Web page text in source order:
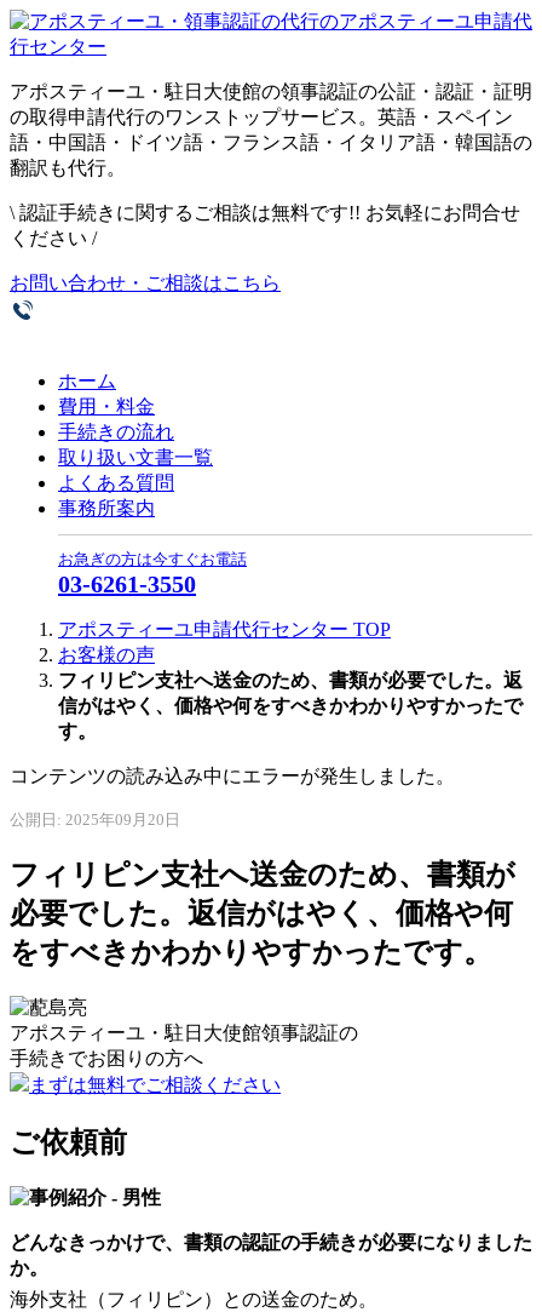
アポスティーユ・駐日大使館の領事認証の公証・認証・証明
の取得申請代行のワンストップサービス。英語・スペイン
語・中国語・ドイツ語・フランス語・イタリア語・韓国語の
翻訳も代行。
\ 認証手続きに関するご相談は無料です!! お気軽にお問合せ
ください /
お問い合わせ・ご相談はこちら
ホーム
費用・料金
手続きの流れ
取り扱い文書一覧
よくある質問
事務所案内
お急ぎの方は今すぐお電話
03-6261-3550
アポスティーユ申請代行センター TOP
お客様の声
フィリピン支社へ送金のため、書類が必要でした。返
信がはやく、価格や何をすべきかわかりやすかったで
す。
コンテンツの読み込み中にエラーが発生しました。
公開日: 2025年09月20日
フィリピン支社へ送金のため、書類が
必要でした。返信がはやく、価格や何
をすべきかわかりやすかったです。
アポスティーユ・駐日大使館領事認証の
手続きでお困りの方へ
まずは無料でご相談ください
ご依頼前
どんなきっかけで、書類の認証の手続きが必要になりました
か。
海外支社（フィリピン）との送金のため。